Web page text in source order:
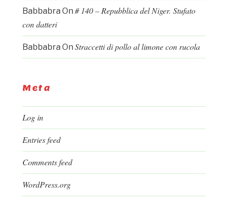
Babbabra On # 140 – Repubblica del Niger. Stufato
con datteri
Babbabra On Straccetti di pollo al limone con rucola
Meta
Log in
Entries feed
Comments feed
WordPress.org